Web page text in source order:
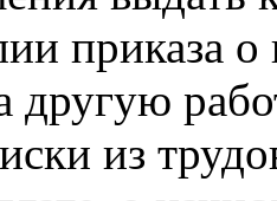
приказа
другую
из